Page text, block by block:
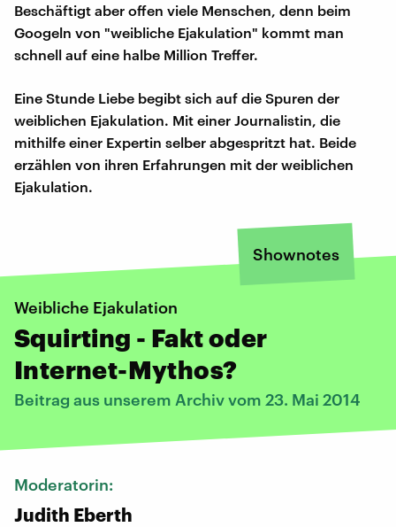
Beschäftigt aber offen viele Menschen, denn beim
Googeln von "weibliche Ejakulation" kommt man
schnell auf eine halbe Million Treffer.
Eine Stunde Liebe begibt sich auf die Spuren der
weiblichen Ejakulation. Mit einer Journalistin, die
mithilfe einer Expertin selber abgespritzt hat. Beide
erzählen von ihren Erfahrungen mit der weiblichen
Ejakulation.
Shownotes
Weibliche Ejakulation
Squirting - Fakt oder
Internet-Mythos?
Beitrag aus unserem Archiv vom 23. Mai 2014
Moderatorin:
Judith Eberth